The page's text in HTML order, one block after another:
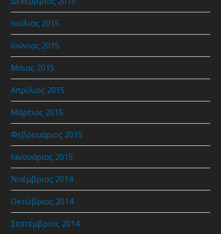
Ιούλιος 2015
Ιούνιος 2015
Μάιος 2015
Απρίλιος 2015
Μάρτιος 2015
Φεβρουάριος 2015
Ιανουάριος 2015
Νοέμβριος 2014
Οκτώβριος 2014
Σεπτέμβριος 2014